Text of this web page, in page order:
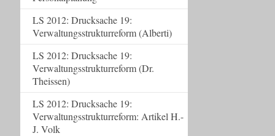
LS 2012: Drucksache 19:
Verwaltungsstrukturreform (Alberti)
LS 2012: Drucksache 19:
Verwaltungsstrukturreform (Dr.
Theissen)
LS 2012: Drucksache 19:
Verwaltungsstrukturreform: Artikel H.-
J. Volk